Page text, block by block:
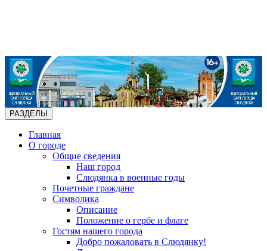
РАЗДЕЛЫ
Главная
О городе
Общие сведения
Наш город
Слюдянка в военные годы
Почетные граждане
Символика
Описание
Положение о гербе и флаге
Гостям нашего города
Добро пожаловать в Слюдянку!